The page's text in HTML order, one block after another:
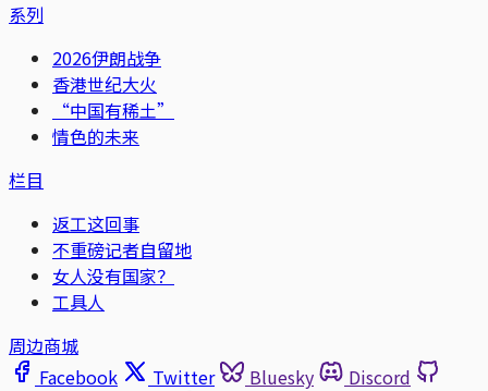
系列
2026伊朗战争
香港世纪大火
“中国有稀土”
情色的未来
栏目
返工这回事
不重磅记者自留地
女人没有国家？
工具人
周边商城
Facebook
Twitter Bluesky
Discord